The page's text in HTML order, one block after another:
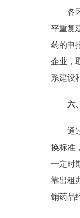
各区
平重复
药的申
企业，
系建设
六
通过
换标准
一定时
靠出租
销药品